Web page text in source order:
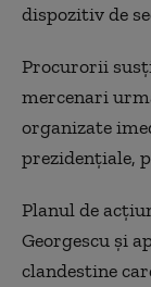
dispozitiv de
Procurorii
mercenari
organizate
prezidenţiale,
Planul de
Georgescu şi
clandestine